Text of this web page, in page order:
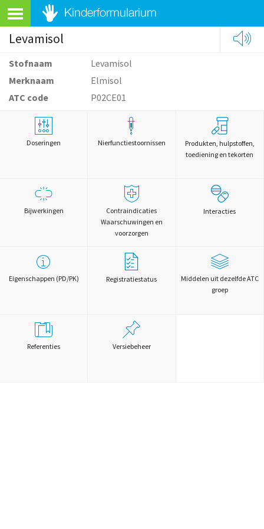
Levamisol
Stofnaam
Levamisol
Merknaam
Elmisol
ATC code
P02CE01
Doseringen Nierfunctiestoornissen
Produkten, hulpstoffen,
toediening en tekorten
Bijwerkingen
Contraindicaties
Waarschuwingen en
voorzorgen
Interacties
Eigenschappen (PD/PK) Registratiestatus
Middelen uit dezelfde ATC
groep
Referenties Versiebeheer